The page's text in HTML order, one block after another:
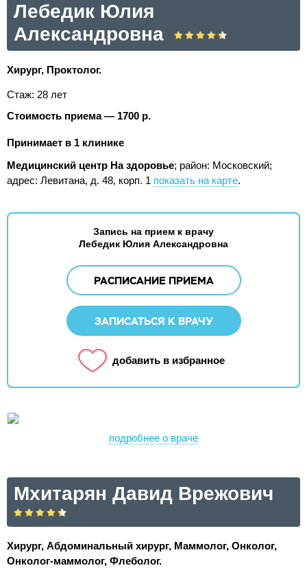
Лебедик Юлия
Александровна
Хирург, Проктолог.
Стаж: 28 лет
Стоимость приема — 1700 р.
Принимает в 1 клинике
Медицинский центр На здоровье; район: Московский;
адрес: Левитана, д. 48, корп. 1 показать на карте.
Запись на прием к врачу
Лебедик Юлия Александровна
РАСПИСАНИЕ ПРИЕМА
ЗАПИСАТЬСЯ К ВРАЧУ
добавить в избранное
подробнее о враче
Мхитарян Давид Врежович
Хирург, Абдоминальный хирург, Маммолог, Онколог,
Онколог-маммолог, Флеболог.